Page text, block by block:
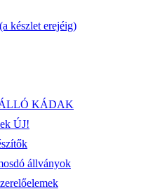
készlet erejéig)
KÁDAK
ÚJ!
állványok